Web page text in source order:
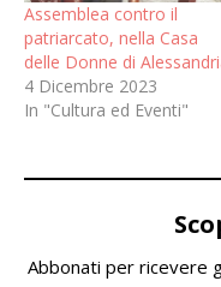
Assemblea contro il
patriarcato, nella Casa
delle Donne di
4 Dicembre 2023
In "Cultura ed Eventi"
Abbonati per ricevere